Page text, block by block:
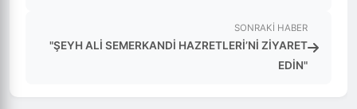
SONRAKI HABER
"ŞEYH ALİ SEMERKANDİ HAZRETLERİ’Nİ ZİYARET
EDİN"